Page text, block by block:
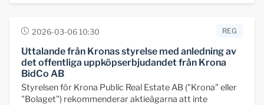
2026-03-06 10:30 REG
Uttalande från Kronas styrelse med anledning av
det offentliga uppköpserbjudandet från Krona
BidCo AB
Styrelsen för Krona Public Real Estate AB ("Krona" eller
"Bolaget") rekommenderar aktieägarna att inte